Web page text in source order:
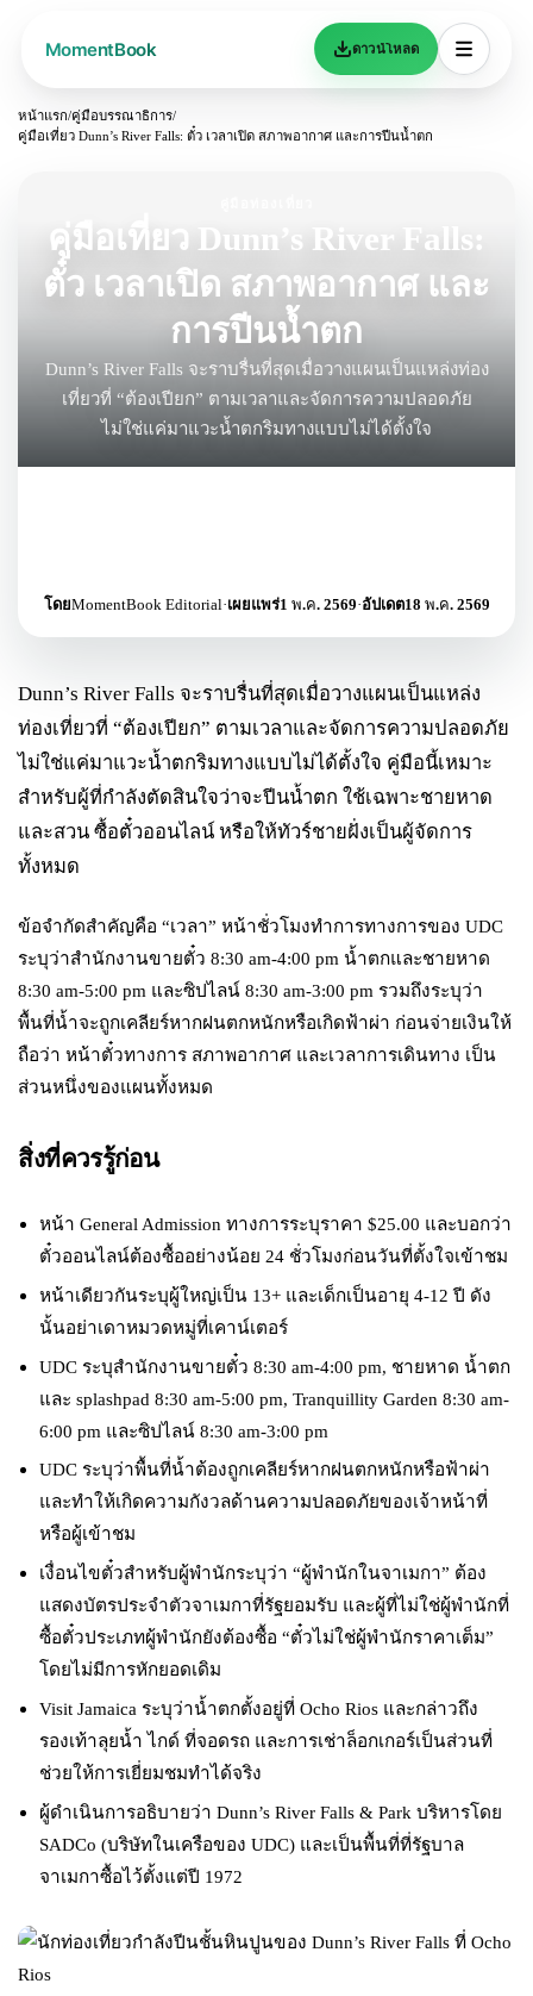
ดาวน์โหลด
หน้าแรก/คู่มือบรรณาธิการ/
คู่มือเที่ยว Dunn’s River Falls: ตั๋ว เวลาเปิด สภาพอากาศ และการปีนน้ำตก
คู่มือเที่ยว Dunn’s River Falls:
ตั๋ว เวลาเปิด สภาพอากาศ และ
การปีนน้ำตก
Dunn’s River Falls จะราบรื่นที่สุดเมื่อวางแผนเป็นแหล่งท่อง
เที่ยวที่ “ต้องเปียก” ตามเวลาและจัดการความปลอดภัย
ไม่ใช่แค่มาแวะน้ำตกริมทางแบบไม่ได้ตั้งใจ
โดยMomentBook Editorial·เผยแพร่1 พ.ค. 2569·อัปเดต18 พ.ค. 2569
Dunn’s River Falls จะราบรื่นที่สุดเมื่อวางแผนเป็นแหล่ง
ท่องเที่ยวที่ “ต้องเปียก” ตามเวลาและจัดการความปลอดภัย
ไม่ใช่แค่มาแวะน้ำตกริมทางแบบไม่ได้ตั้งใจ คู่มือนี้เหมาะ
สำหรับผู้ที่กำลังตัดสินใจว่าจะปีนน้ำตก ใช้เฉพาะชายหาด
และสวน ซื้อตั๋วออนไลน์ หรือให้ทัวร์ชายฝั่งเป็นผู้จัดการ
ทั้งหมด
ข้อจำกัดสำคัญคือ “เวลา” หน้าชั่วโมงทำการทางการของ UDC
ระบุว่าสำนักงานขายตั๋ว 8:30 am-4:00 pm น้ำตกและชายหาด
8:30 am-5:00 pm และซิปไลน์ 8:30 am-3:00 pm รวมถึงระบุว่า
พื้นที่น้ำจะถูกเคลียร์หากฝนตกหนักหรือเกิดฟ้าผ่า ก่อนจ่ายเงินให้
ถือว่า หน้าตั๋วทางการ สภาพอากาศ และเวลาการเดินทาง เป็น
ส่วนหนึ่งของแผนทั้งหมด
สิ่งที่ควรรู้ก่อน
หน้า General Admission ทางการระบุราคา $25.00 และบอกว่า
ตั๋วออนไลน์ต้องซื้ออย่างน้อย 24 ชั่วโมงก่อนวันที่ตั้งใจเข้าชม
หน้าเดียวกันระบุผู้ใหญ่เป็น 13+ และเด็กเป็นอายุ 4-12 ปี ดัง
นั้นอย่าเดาหมวดหมู่ที่เคาน์เตอร์
UDC ระบุสำนักงานขายตั๋ว 8:30 am-4:00 pm, ชายหาด น้ำตก
และ splashpad 8:30 am-5:00 pm, Tranquillity Garden 8:30 am-
6:00 pm และซิปไลน์ 8:30 am-3:00 pm
UDC ระบุว่าพื้นที่น้ำต้องถูกเคลียร์หากฝนตกหนักหรือฟ้าผ่า
และทำให้เกิดความกังวลด้านความปลอดภัยของเจ้าหน้าที่
หรือผู้เข้าชม
เงื่อนไขตั๋วสำหรับผู้พำนักระบุว่า “ผู้พำนักในจาเมกา” ต้อง
แสดงบัตรประจำตัวจาเมกาที่รัฐยอมรับ และผู้ที่ไม่ใช่ผู้พำนักที่
ซื้อตั๋วประเภทผู้พำนักยังต้องซื้อ “ตั๋วไม่ใช่ผู้พำนักราคาเต็ม”
โดยไม่มีการหักยอดเดิม
Visit Jamaica ระบุว่าน้ำตกตั้งอยู่ที่ Ocho Rios และกล่าวถึง
รองเท้าลุยน้ำ ไกด์ ที่จอดรถ และการเช่าล็อกเกอร์เป็นส่วนที่
ช่วยให้การเยี่ยมชมทำได้จริง
ผู้ดำเนินการอธิบายว่า Dunn’s River Falls & Park บริหารโดย
SADCo (บริษัทในเครือของ UDC) และเป็นพื้นที่ที่รัฐบาล
จาเมกาซื้อไว้ตั้งแต่ปี 1972